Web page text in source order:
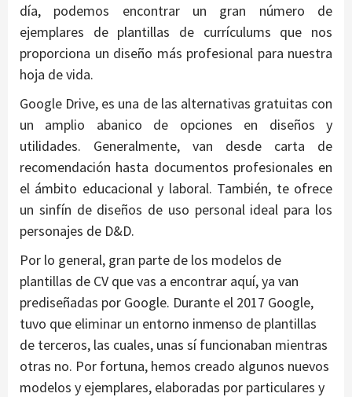
día, podemos encontrar un gran número de
ejemplares de plantillas de currículums que nos
proporciona un diseño más profesional para nuestra
hoja de vida.
Google Drive, es una de las alternativas gratuitas con
un amplio abanico de opciones en diseños y
utilidades. Generalmente, van desde carta de
recomendación hasta documentos profesionales en
el ámbito educacional y laboral. También, te ofrece
un sinfín de diseños de uso personal ideal para los
personajes de D&D.
Por lo general, gran parte de los modelos de
plantillas de CV que vas a encontrar aquí, ya van
prediseñadas por Google. Durante el 2017 Google,
tuvo que eliminar un entorno inmenso de plantillas
de terceros, las cuales, unas sí funcionaban mientras
otras no. Por fortuna, hemos creado algunos nuevos
modelos y ejemplares, elaboradas por particulares y